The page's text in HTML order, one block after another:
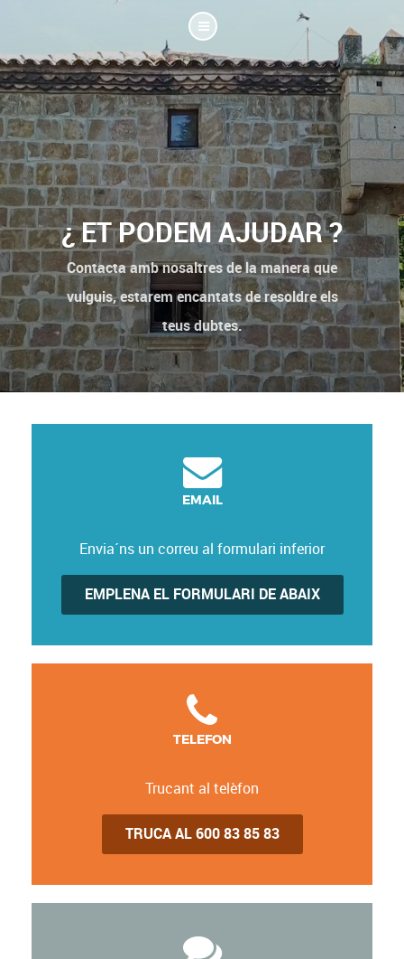
¿ ET PODEM AJUDAR ?
Contacta amb nosaltres de la manera que
vulguis, estarem encantats de resoldre els
teus dubtes.
EMAIL
Envia´ns un correu al formulari inferior
EMPLENA EL FORMULARI DE ABAIX
TELEFON
Trucant al telèfon
TRUCA AL 600 83 85 83